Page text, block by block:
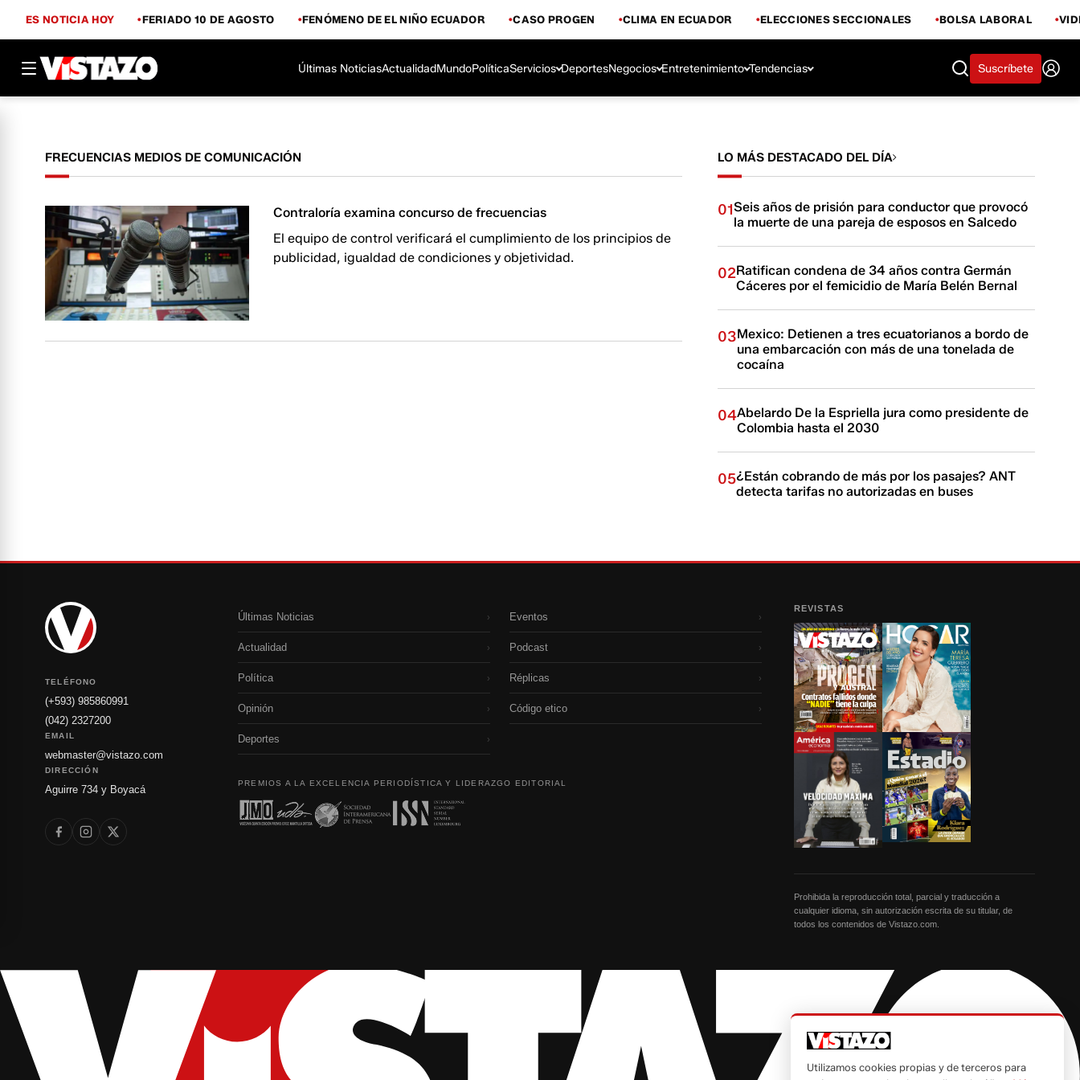
ES NOTICIA HOY FERIADO 10 DE AGOSTO FENÓMENO DE EL NIÑO ECUADOR CASO PROGEN CLIMA EN ECUADOR ELECCIONES SECCIONALES BOLSA LABORAL
Últimas NoticiasActualidadMundoPolíticaServicios DeportesNegocios Entretenimiento Tendencias Suscríbete
FRECUENCIAS MEDIOS DE COMUNICACIÓN
Contraloría examina concurso de frecuencias
El equipo de control verificará el cumplimiento de los principios de
publicidad, igualdad de condiciones y objetividad.
LO MÁS DESTACADO DEL DÍA
01Seis años de prisión para conductor que provocó
la muerte de una pareja de esposos en Salcedo
02Ratifican condena de 34 años contra Germán
Cáceres por el femicidio de María Belén Bernal
03Mexico: Detienen a tres ecuatorianos a bordo de
una embarcación con más de una tonelada de
cocaína
04Abelardo De la Espriella jura como presidente de
Colombia hasta el 2030
05¿Están cobrando de más por los pasajes? ANT
detecta tarifas no autorizadas en buses
TELÉFONO
(+593) 985860991
(042) 2327200
EMAIL
webmaster@vistazo.com
DIRECCIÓN
Aguirre 734 y Boyacá
Últimas Noticias ›
Actualidad ›
Política ›
Opinión ›
Deportes ›
Eventos ›
Podcast ›
Réplicas ›
Código etico ›
PREMIOS A LA EXCELENCIA PERIODÍSTICA Y LIDERAZGO EDITORIAL
REVISTAS
Prohibida la reproducción total, parcial y traducción a
cualquier idioma, sin autorización escrita de su titular, de
todos los contenidos de Vistazo.com.
Utilizamos cookies propias y de terceros para